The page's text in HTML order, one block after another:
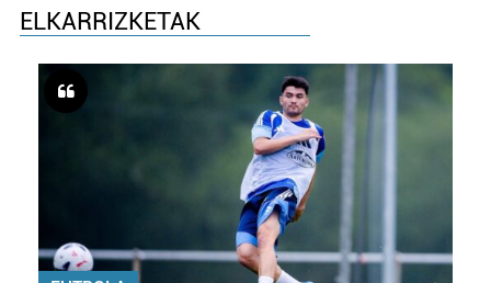
ELKARRIZKETAK